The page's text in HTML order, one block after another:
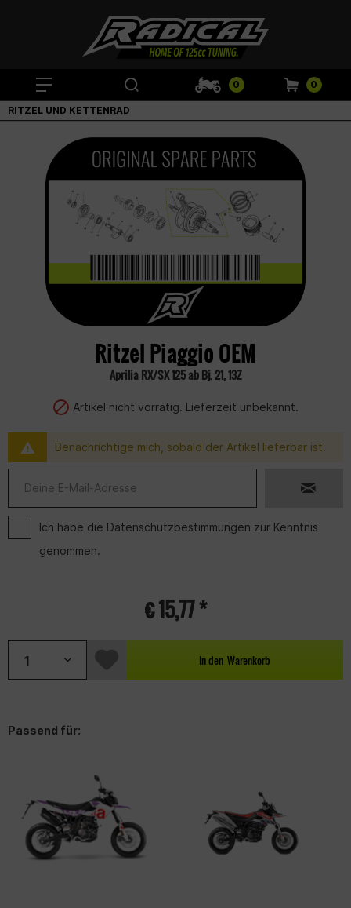
0 0
RITZEL UND KETTENRAD
Ritzel Piaggio OEM
Aprilia RX/SX 125 ab Bj. 21, 13Z
Artikel nicht vorrätig. Lieferzeit unbekannt.
Benachrichtige mich, sobald der Artikel lieferbar ist.
Ich habe die Datenschutzbestimmungen zur Kenntnis
genommen.
€ 15,77 *
In den Warenkorb
Passend für: